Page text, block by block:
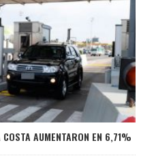
AUMENTARON EN 6,71%